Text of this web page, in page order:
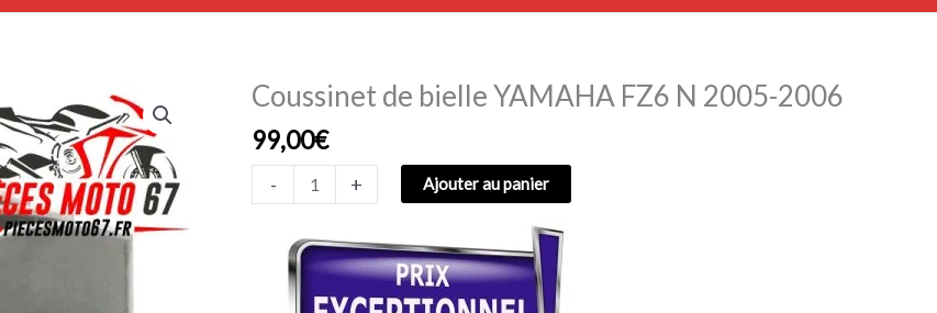
Coussinet de bielle YAMAHA FZ6 N 2005-2006
99,00€
-
quantité
Coussinet
de
2005-
+ Ajouter au panier